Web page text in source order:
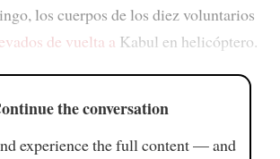
los cuerpos de los diez voluntarios
de vuelta a Kabul en helicóptero.
the conversation
experience the full content — and